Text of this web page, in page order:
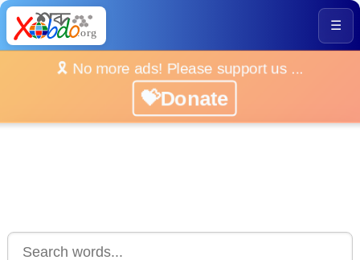
☰
🎗️ No more ads! Please support us ...
💝Donate